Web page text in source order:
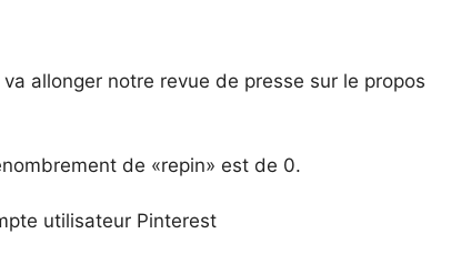
allonger notre revue de presse sur le propos
de «repin» est de 0.
utilisateur Pinterest